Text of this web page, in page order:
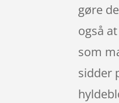
gøre
også
som
sidder